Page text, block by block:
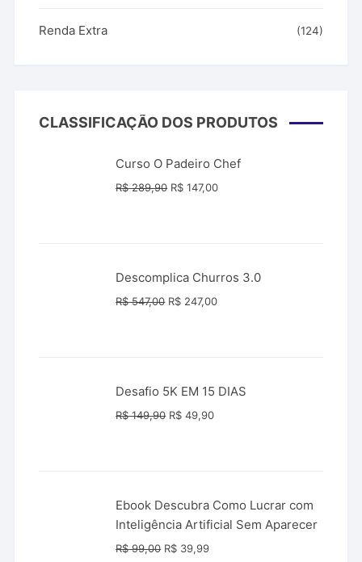
Renda Extra (124)
CLASSIFICAÇÃO DOS PRODUTOS
Curso O Padeiro Chef
R$289,90 O
R$ 147,00O
Descomplica Churros 3.0
R$547,00 O
R$ 247,00O
Desafio 5K EM 15 DIAS
R$149,90 O
R$ 49,90O
Ebook Descubra Como Lucrar com
Inteligência Artificial Sem Aparecer
R$99,00 O
R$ 39,99O